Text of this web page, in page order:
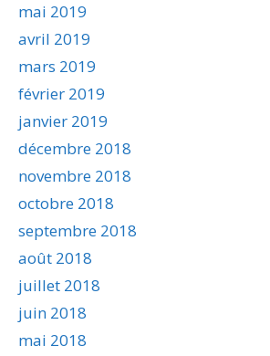
mai 2019
avril 2019
mars 2019
février 2019
janvier 2019
décembre 2018
novembre 2018
octobre 2018
septembre 2018
août 2018
juillet 2018
juin 2018
mai 2018